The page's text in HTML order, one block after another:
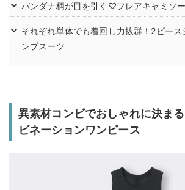
バンダナ柄が目を引く♡フレアキャミソ
それぞれ単体でも着回し力抜群！2ピース
ンプスーツ
異素材コンビでおしゃれに決ま
ビネーションワンピース